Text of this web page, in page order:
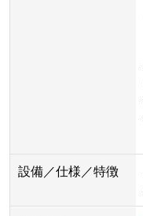
設備／仕様／特徴